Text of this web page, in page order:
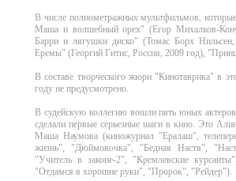
В числе полнометражных мультфильмов,
Маша и волшебный орех" (Егор Михалков-
Барри и лягушки диско" (Томас Борх
Еремы" (Георгий Гитис, Россия, 2009 год),
В составе творческого жюри "Кинотаврика" в
году не предусмотрено.
В судейскую коллегию вошли пять юных
сделали первые серьезные шаги в кино. Это
Маша Наумова (киножурнал "Ералаш",
жизнь", "Дюймовочка", "Бедная Настя",
"Учитель в законе-2", "Кремлевские
"Отдамся в хорошие руки", "Пророк", "Рейдер").